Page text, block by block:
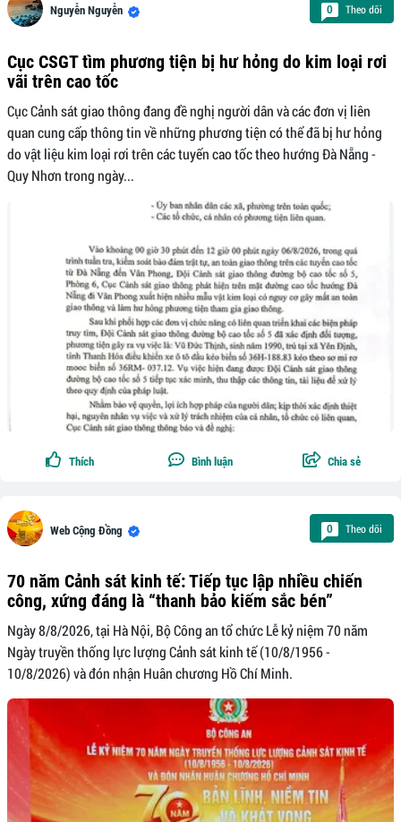
Nguyễn Nguyễn 0 Theo dõi
Cục CSGT tìm phương tiện bị hư hỏng do kim loại rơi
vãi trên cao tốc
Cục Cảnh sát giao thông đang đề nghị người dân và các đơn vị liên
quan cung cấp thông tin về những phương tiện có thể đã bị hư hỏng
do vật liệu kim loại rơi trên các tuyến cao tốc theo hướng Đà Nẵng -
Quy Nhơn trong ngày...
Thích Bình luận Chia sẻ
Web Cộng Đồng 0 Theo dõi
70 năm Cảnh sát kinh tế: Tiếp tục lập nhiều chiến
công, xứng đáng là “thanh bảo kiếm sắc bén”
Ngày 8/8/2026, tại Hà Nội, Bộ Công an tổ chức Lễ kỷ niệm 70 năm
Ngày truyền thống lực lượng Cảnh sát kinh tế (10/8/1956 -
10/8/2026) và đón nhận Huân chương Hồ Chí Minh.